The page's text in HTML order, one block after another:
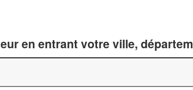
en entrant votre ville,